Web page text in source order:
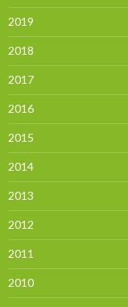
2019
2018
2017
2016
2015
2014
2013
2012
2011
2010